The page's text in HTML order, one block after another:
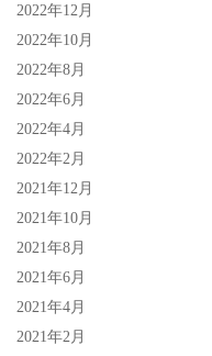
2022年12月
2022年10月
2022年8月
2022年6月
2022年4月
2022年2月
2021年12月
2021年10月
2021年8月
2021年6月
2021年4月
2021年2月